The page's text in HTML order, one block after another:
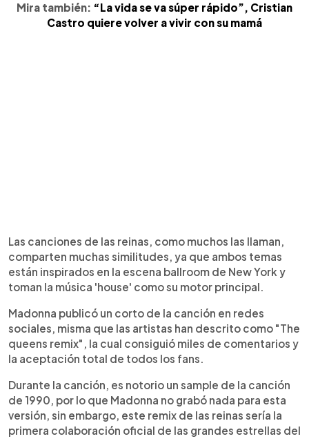
Mira también: “La vida se va súper rápido”, Cristian
Castro quiere volver a vivir con su mamá
Las canciones de las reinas, como muchos las llaman,
comparten muchas similitudes, ya que ambos temas
están inspirados en la escena ballroom de New York y
toman la música 'house' como su motor principal.
Madonna publicó un corto de la canción en redes
sociales, misma que las artistas han descrito como "The
queens remix", la cual consiguió miles de comentarios y
la aceptación total de todos los fans.
Durante la canción, es notorio un sample de la canción
de 1990, por lo que Madonna no grabó nada para esta
versión, sin embargo, este remix de las reinas sería la
primera colaboración oficial de las grandes estrellas del